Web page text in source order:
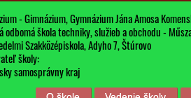
- Gimnázium, Gymnázium Jána Amosa
odbomá škola techniky, služieb a obchodu -
Szakközépiskola, Adyho 7, Štúrovo
školy:
samosprávny kraj